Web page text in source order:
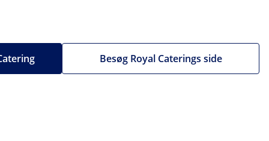
Besøg Royal Caterings side